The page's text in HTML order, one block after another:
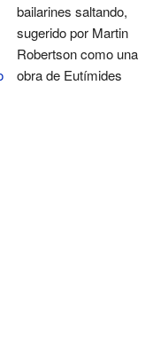
bailarines saltando,
sugerido por Martin
Robertson como una
obra de Eutímides